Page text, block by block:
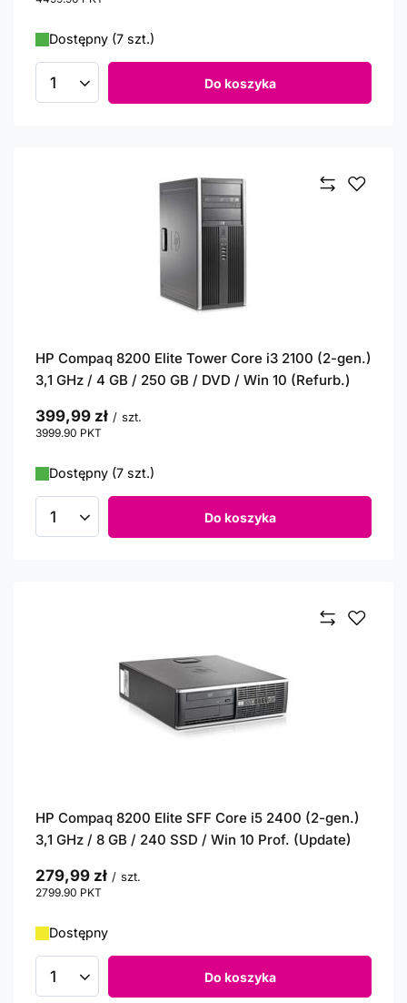
Dostępny (7 szt.)
Ilość produktów Do koszyka
HP Compaq 8200 Elite Tower Core i3 2100 (2-gen.)
3,1 GHz / 4 GB / 250 GB / DVD / Win 10 (Refurb.)
399,99 zł / szt.
3999.90 PKT
Dostępny (7 szt.)
Ilość produktów Do koszyka
HP Compaq 8200 Elite SFF Core i5 2400 (2-gen.)
3,1 GHz / 8 GB / 240 SSD / Win 10 Prof. (Update)
279,99 zł / szt.
2799.90 PKT
Dostępny
Ilość produktów Do koszyka